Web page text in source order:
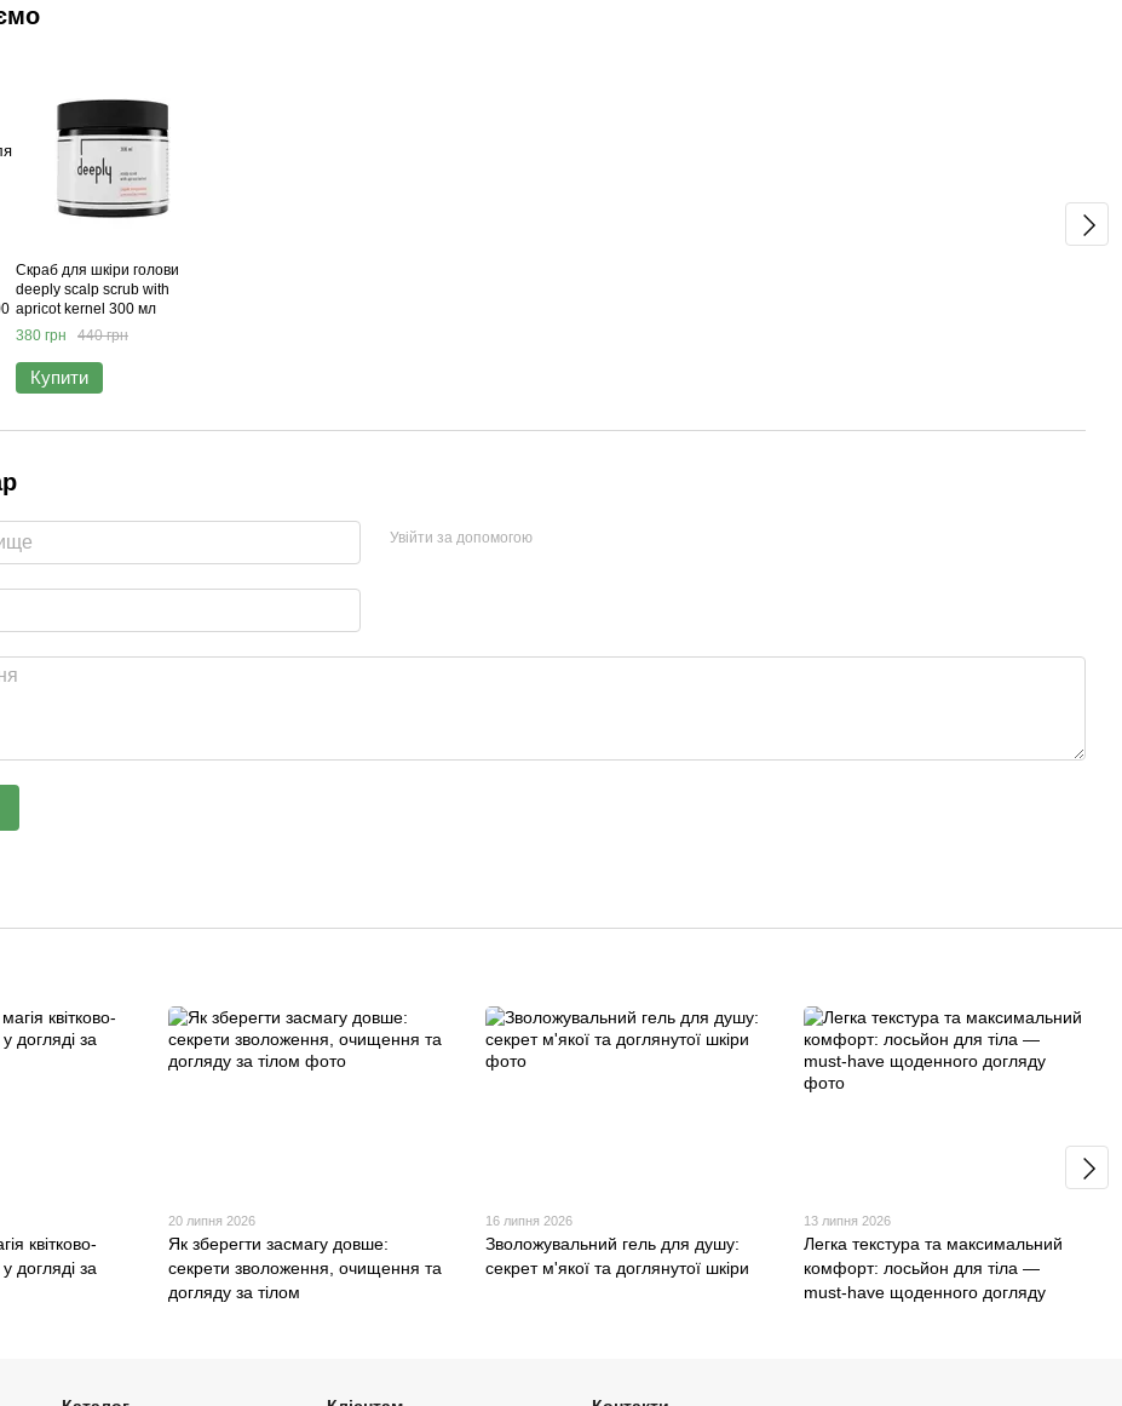
Скраб для шкіри голови
deeply scalp scrub with
apricot kernel 300 мл
380 грн
440 грн
Купити
Увійти за допомогою
квітково-
догляді за
20 липня 2026
Як зберегти засмагу довше:
секрети зволоження, очищення та
догляду за тілом
16 липня 2026
Зволожувальний гель для душу:
секрет м'якої та доглянутої шкіри
13 липня 2026
Легка текстура та максимальний
комфорт: лосьйон для тіла —
must-have щоденного догляду